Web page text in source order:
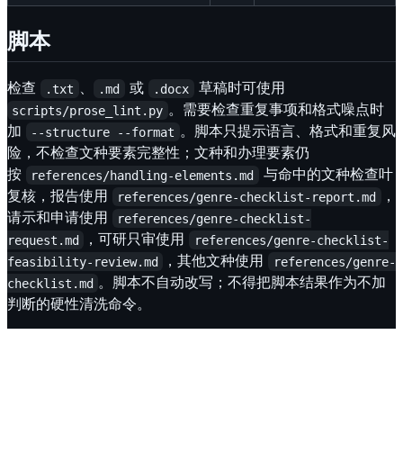
脚本
检查 .txt 、 .md 或 .docx 草稿时可使用
scripts/prose_lint.py 。需要检查重复事项和格式噪点时
加
--structure --format 。脚本只提示语言、格式和重复风
险，不检查文种要素完整性；文种和办理要素仍
按
references/handling-elements.md
与命中的文种检查叶
复核，报告使用
references/genre-checklist-report.md
，
请示和申请使用
references/genre-checklist-
request.md
，可研只审使用
references/genre-checklist-
feasibility-review.md
，其他文种使用
references/genre-
checklist.md 。脚本不自动改写；不得把脚本结果作为不加
判断的硬性清洗命令。